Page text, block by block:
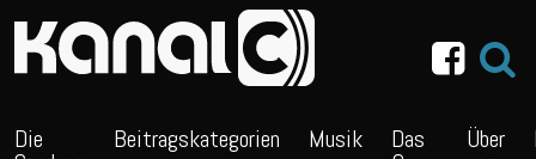
Die Beitragskategorien Musik Das Über